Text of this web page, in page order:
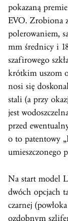
pokazaną
EVO. Zrobiona
polerowaniem,
mm średnicy i
szafirowego
krótkim uszom
nosi się
stali (a przy
jest
przed
o to patentowy
umieszczonego
Na start model
dwóch opcjach
czarnej (powłoka
ozdobnym